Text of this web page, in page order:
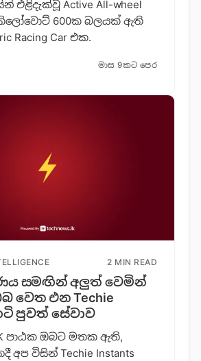
එළිදැක්වූ Active All-wheel
කිලෝවොට් 600ක බලයක් ඇති
Racing Car එක.
මාස 9කට පෙර
2 MIN READ
සමඟින් අලුත් වෙමින්
වෙත එන Techie
පුවත් සේවාව
පාඨක ඔබට මතක ඇති,
විසින් Techie Instants